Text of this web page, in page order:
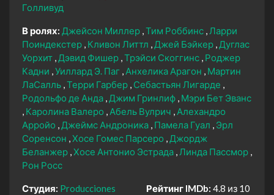
Голливуд
В ролях: Джейсон Миллер Тим Роббинс Ларри
Поиндекстер Кливон Литтл Джей Бэйкер Дуглас
Уорхит Дэвид Фишер Трэйси Скоггинс Роджер
Кадни Уиллард Э. Паг Анхелика Арагон
Мартин
ЛаСалль Терри Гарбер Себастьян Лигарде
Родольфо де Анда Джим Гринлиф Мэри Бет Эванс
Каролина Валеро
Абель Вулрич
Алехандро
Арройо
Джеймс Андроника Памела Гуал
Эрл
Соренсон Хосе Гомес Парсеро
Джордж
Беланжер Хосе Антонио Эстрада Линда Пассмор
Рон Росс
Студия: Producciones
Рейтинг IMDb: 4.8 из 10